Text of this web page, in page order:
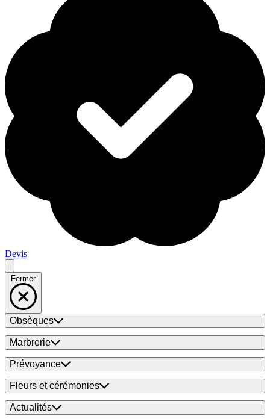
Devis
Fermer
Obsèques
Marbrerie
Prévoyance
Fleurs et cérémonies
Actualités